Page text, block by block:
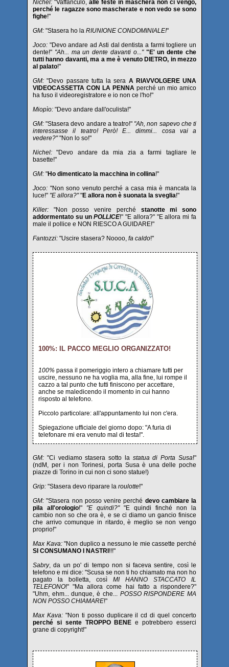
Nichel: "Vaffanculo, alle feste in maschera non ci vengo,
perché le ragazze sono mascherate e non vedo se sono
fighe!"
GM: "Stasera ho la RIUNIONE CONDOMINIALE!"
Joco: "Devo andare ad Asti dal dentista a farmi togliere un
dente!" "Ah... ma un dente davanti o..." "E' un dente che
tutti hanno davanti, ma a me è venuto DIETRO, in mezzo
al palato!"
GM:"Devo passare tutta la sera A RIAVVOLGERE UNA
VIDEOCASSETTA CON LA PENNA perché un mio amico
ha fuso il videoregistratore e io non ce l'ho!"
Miopìo: "Devo andare dall'oculista!"
GM:"Stasera devo andare a teatro!" "Ah, non sapevo che ti
interessasse il teatro! Però! E... dimmi... cosa vai a
vedere?""Non lo so!"
Nichel:"Devo andare da mia zia a farmi tagliare le
basette!"
GM: "Ho dimenticato la macchina in collina!"
Joco: "Non sono venuto perché a casa mia è mancata la
luce!" "E allora?""E allora non è suonata la sveglia!"
Killer: "Non posso venire perché stanotte mi sono
addormentato su unPOLLICE!" "E allora?" "E allora mi fa
male il pollice e NON RIESCO A GUIDARE!"
Fantozzi: "Uscire stasera? Noooo, fa caldo!"
100%: IL PACCO MEGLIO ORGANIZZATO!
100% passa il pomeriggio intero a chiamare tutti per
uscire, nessuno ne ha voglia ma, alla fine, lui rompe il
cazzo a tal punto che tutti finiscono per accettare,
anche se maledicendo il momento in cui hanno
risposto al telefono.
Piccolo particolare: all'appuntamento lui non c'era.
Spiegazione ufficiale del giorno dopo: "A furia di
telefonare mi era venuto mal di testa!".
GM: "Ci vediamo stasera sotto la statua di Porta Susa!"
(ndM, per i non Torinesi, porta Susa è una delle poche
piazze di Torino in cui non ci sono statue!)
Grip: "Stasera devo riparare la roulotte!"
GM:"Stasera non posso venire perché devo cambiare la
pila all'orologio!" "E quindi?" "E quindi finché non la
cambio non so che ora è, e se ci diamo un gancio finisce
che arrivo comunque in ritardo, è meglio se non vengo
proprio!"
Max Kava:"Non duplico a nessuno le mie cassette perché
SI CONSUMANO I NASTRI !!!"
Sabry, da un po' di tempo non si faceva sentire, così le
telefono e mi dice: "Scusa se non ti ho chiamato ma non ho
pagato la bolletta, così MI HANNO STACCATO IL
TELEFONO!" "Ma allora come hai fatto a rispondere?"
"Uhm, ehm... dunque, è che... POSSO RISPONDERE MA
NON POSSO CHIAMARE!"
Max Kava: "Non ti posso duplicare il cd di quel concerto
perché si sente TROPPO BENE e potrebbero esserci
grane di copyright!"